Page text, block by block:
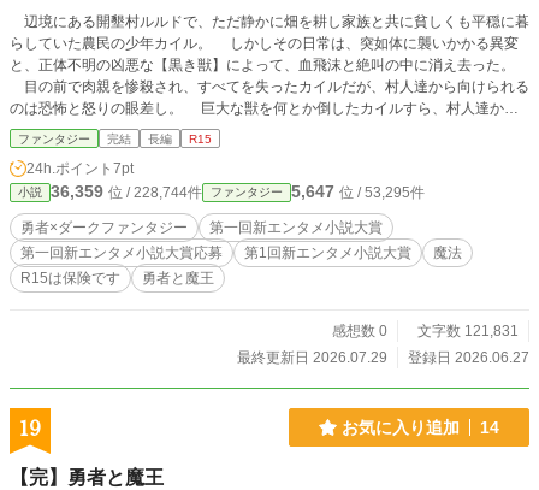
辺境にある開墾村ルルドで、ただ静かに畑を耕し家族と共に貧しくも平穏に暮
らしていた農民の少年カイル。 しかしその日常は、突如体に襲いかかる異変
と、正体不明の凶悪な【黒き獣】によって、血飛沫と絶叫の中に消え去った。
目の前で肉親を惨殺され、すべてを失ったカイルだが、村人達から向けられる
のは恐怖と怒りの眼差し。 巨大な獣を何とか倒したカイルすら、村人達から
は化物に見え、声をかける事も手助けする事も無かった。 そんなカイルの前
に、幼い頃に別れた幼馴染の少女ルーナが現れ「世界を見に行こう」とその手を
引いた。 カイルは使い古したシャベルを背負い、家族の形見を持って当ての
無い旅に出た。 かつて戦場を渡り歩いた獣人の傭兵レブル、酒を愛するエル
フの魔法使いサーニャを仲間にする。 二度目の黒き獣の襲撃を辛くも退けて
旅を続けるカイル達。 そこに各国で勇者と呼ばれる英雄が誕生し、魔王討伐
の為に仲間を集めているという情報が入ったが、自分には関係のない事だと考え
るカイル。 カイルは敵を倒す度に脅威的な速度でステータスが上昇する事に
そんなカイルの前に現れる魔人、そして幼馴染ルーナの喪失。 家族や幼馴
染を奪っていく世界に、魔王に対する憎悪と怒りが頂点に達した時、カイルの体
界を混沌と血泥に落とし込む一人の魔王。 魔王を神と崇める魔神教は神の代
理人として、世界中に災厄をもたらす。 勇者として覚醒してしまった農民Ａ
のカイルは、否が応にも血と混沌の渦中へと巻き込まれていく。 千人の勇者
の理由とは、黒き獣の正体とは、魔王とは一体何なのか、血で血を洗う救いのな
い世界の行末は－－。
ファンタジー 完結 長編 R15
24h.ポイント 7pt
小説 36,359 位 / 228,744件 ファンタジー 5,647 位 / 53,295件
勇者×ダークファンタジー
第一回新エンタメ小説大賞
第一回新エンタメ小説大賞応募
第1回新エンタメ小説大賞
魔法
R15は保険です
勇者と魔王
感想数 0
文字数 121,831
最終更新日 2026.07.29
登録日 2026.06.27
19 お気に入り追加 14
【完】勇者と魔王